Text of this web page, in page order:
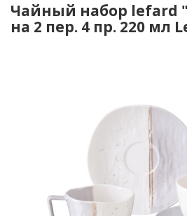
Чайный набор lefard
на 2 пер. 4 пр. 220 мл